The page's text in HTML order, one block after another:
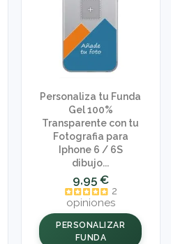
Personaliza tu Funda
Gel 100%
Transparente con tu
Fotografia para
Iphone 6 / 6S
dibujo...
9,95 €
2
opiniones
PERSONALIZAR
FUNDA